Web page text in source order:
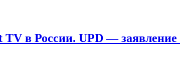
TV в России. UPD — заявление